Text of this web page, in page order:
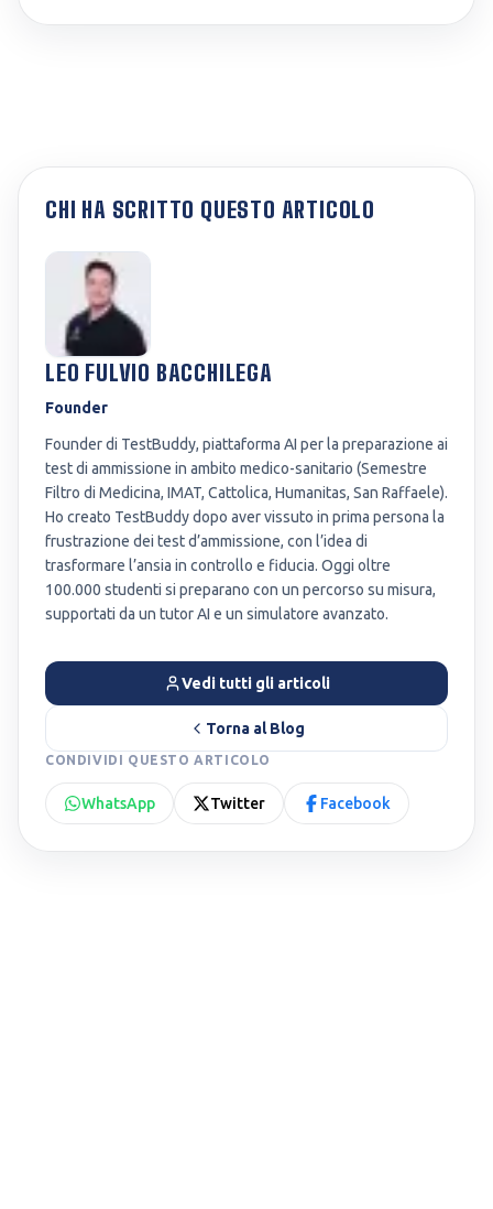
CHI HA SCRITTO QUESTO ARTICOLO
LEO FULVIO BACCHILEGA
Founder
Founder di TestBuddy, piattaforma AI per la preparazione ai
test di ammissione in ambito medico-sanitario (Semestre
Filtro di Medicina, IMAT, Cattolica, Humanitas, San Raffaele).
Ho creato TestBuddy dopo aver vissuto in prima persona la
frustrazione dei test d’ammissione, con l’idea di
trasformare l’ansia in controllo e fiducia. Oggi oltre
100.000 studenti si preparano con un percorso su misura,
supportati da un tutor AI e un simulatore avanzato.
Vedi tutti gli articoli
Torna al Blog
CONDIVIDI QUESTO ARTICOLO
WhatsApp Twitter Facebook